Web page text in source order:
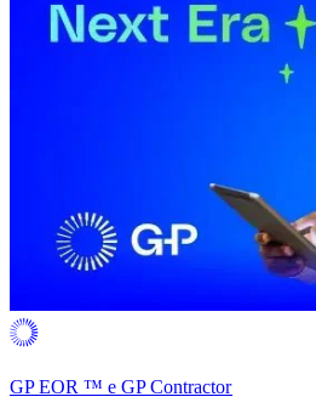
GP EOR ™ e GP Contractor​​